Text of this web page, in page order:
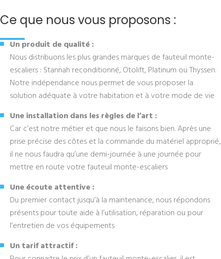
Ce que nous vous proposons :
Un produit de qualité :
Nous distribuons les plus grandes marques de fauteuil monte-
escaliers : Stannah reconditionné, Otolift, Platinum ou Thyssen.
Notre indépendance nous permet de vous proposer la
solution adéquate à votre habitation et à votre mode de vie
Une installation dans les règles de l’art :
Car c’est notre métier et que nous le faisons bien. Après une
prise précise des côtes et la commande du matériel approprié,
il ne nous faudra qu’une demi-journée à une journée pour
mettre en route votre fauteuil monte-escaliers
Une écoute attentive :
Du premier contact jusqu’à la maintenance, nous répondons
présents pour toute aide à l’utilisation, réparation ou pour
l’entretien de vos équipements
Un tarif attractif :